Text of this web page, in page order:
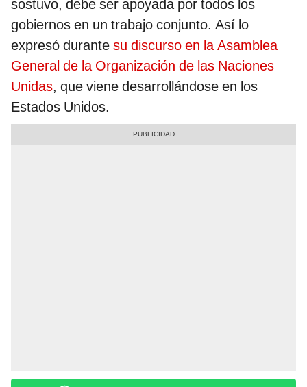
sostuvo, debe ser apoyada por todos los
gobiernos en un trabajo conjunto. Así lo
expresó durante su discurso en la Asamblea
General de la Organización de las Naciones
Unidas, que viene desarrollándose en los
Estados Unidos.